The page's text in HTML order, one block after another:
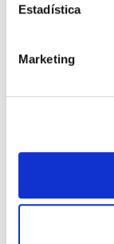
Estadística
Marketing